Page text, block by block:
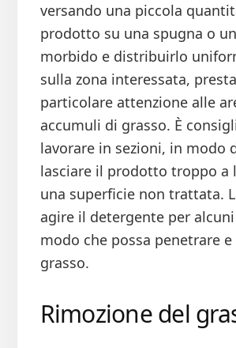
versando una piccola
prodotto su una spugna o
morbido e distribuirlo
sulla zona interessata,
particolare attenzione alle
accumuli di grasso. È
lavorare in sezioni, in modo
lasciare il prodotto troppo a
una superficie non trattata.
agire il detergente per
modo che possa penetrare
grasso.
Rimozione del